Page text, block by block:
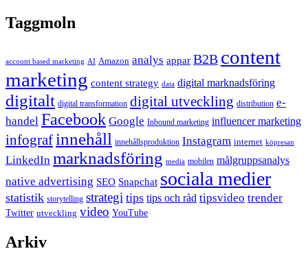
Taggmoln
account based marketing AI Amazon analys appar B2B content
marketing content strategy data digital marknadsföring
digitalt digital transformation digital utveckling distribution e-
handel Facebook Google Inbound marketing influencer marketing
infograf innehåll innehållsproduktion Instagram internet köpresan
LinkedIn marknadsföring media mobilen målgruppsanalys
native advertising SEO Snapchat sociala medier
statistik storytelling strategi tips tips och råd tipsvideo trender
Twitter utveckling video YouTube
Arkiv